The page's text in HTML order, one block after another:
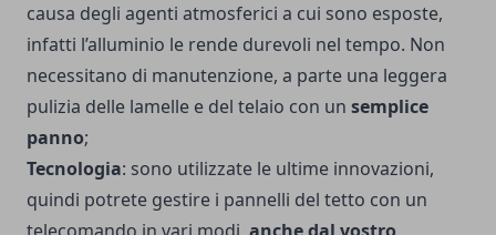
causa degli agenti atmosferici a cui sono esposte,
infatti l’alluminio le rende durevoli nel tempo. Non
necessitano di manutenzione, a parte una leggera
pulizia delle lamelle e del telaio con un semplice
panno;
Tecnologia: sono utilizzate le ultime innovazioni,
quindi potrete gestire i pannelli del tetto con un